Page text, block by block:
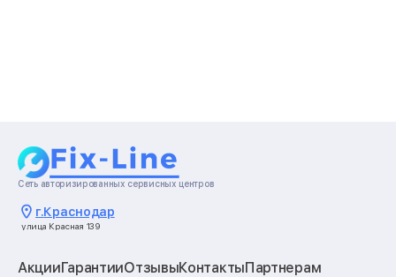
Сеть авторизированных сервисных центров
г.Краснодар
улица Красная 139
АкцииГарантииОтзывыКонтактыПартнерам